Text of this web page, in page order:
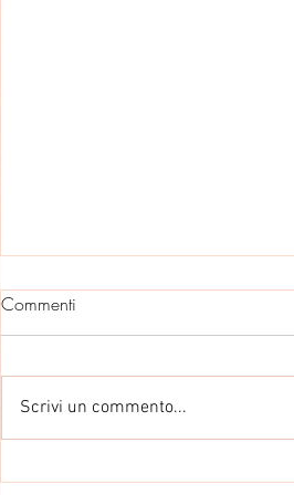
Iscrizioni per l'Anno Educativo
Commenti
Scrivi un commento...